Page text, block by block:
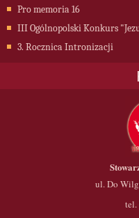
Pro memoria 16
III Ogólnopolski Konkurs
3. Rocznica Intronizacji
ul. Do
tel.